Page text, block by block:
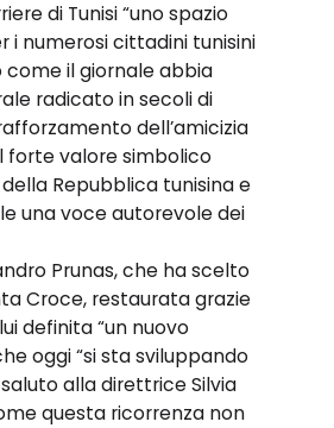
di Tunisi “uno spazio
i numerosi cittadini tunisini
come il giornale abbia
radicato in secoli di
dell’amicizia
forte valore simbolico
Repubblica tunisina e
una voce autorevole dei
Prunas, che ha scelto
Croce, restaurata grazie
definita “un nuovo
oggi “si sta sviluppando
alla direttrice Silvia
questa ricorrenza non